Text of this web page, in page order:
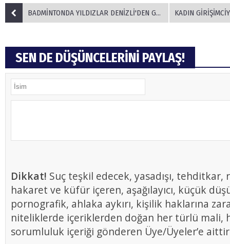
BADMİNTONDA YILDIZLAR DENİZLİ'DEN GEÇTİ KADIN GİRİŞİMCİYE
SEN DE DÜŞÜNCELERİNİ PAYLAŞ!
Dikkat! Suç teşkil edecek, yasadışı, tehditkar,
hakaret ve küfür içeren, aşağılayıcı, küçük
pornografik, ahlaka aykırı, kişilik haklarına
niteliklerde içeriklerden doğan her türlü mali,
sorumluluk içeriği gönderen Üye/Üyeler’e